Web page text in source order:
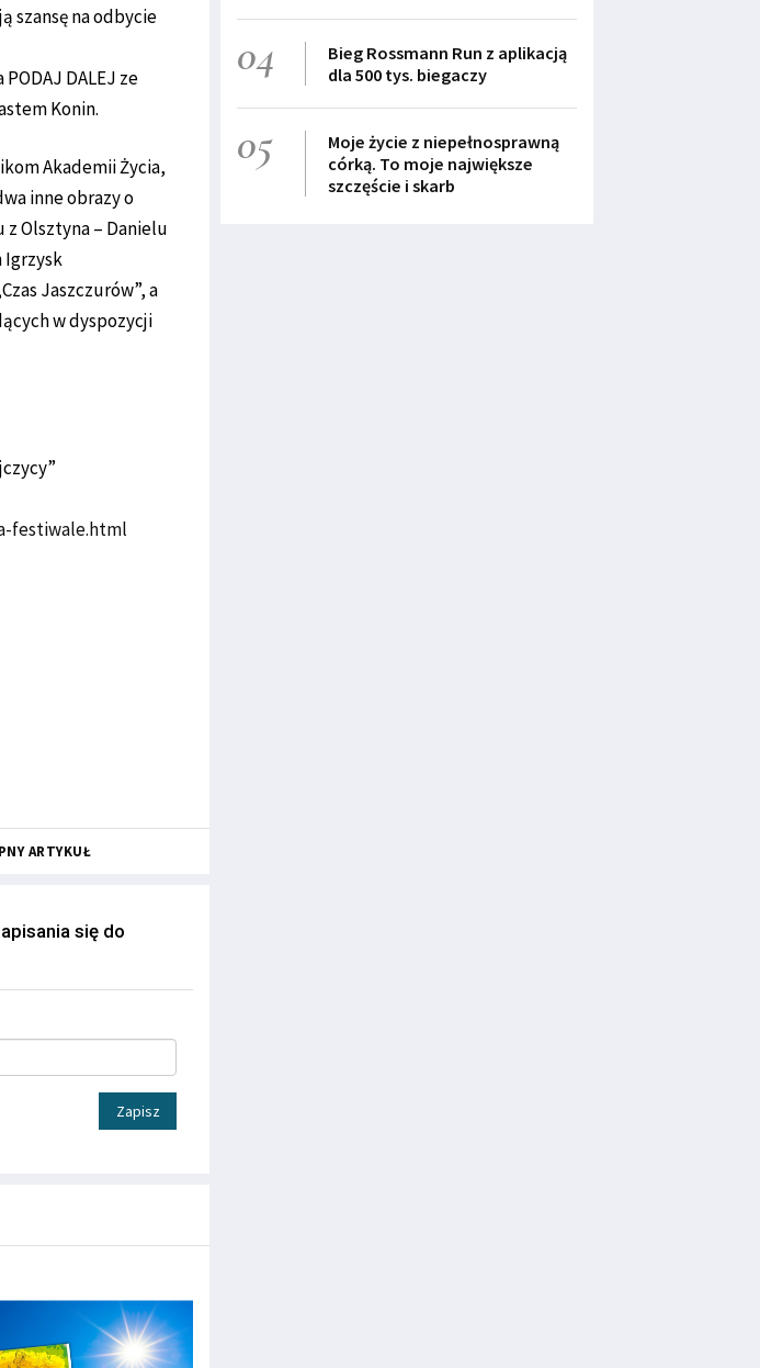
szansę na odbycie
DALEJ ze
Konin.
Akademii Życia,
inne obrazy o
z Olsztyna – Danielu
Igrzysk
Jaszczurów”, a
w dyspozycji
festiwale.html
ARTYKUŁ
się do
Zapisz
04
Bieg Rossmann Run z aplikacją
dla 500 tys. biegaczy
05
Moje życie z niepełnosprawną
córką. To moje największe
szczęście i skarb